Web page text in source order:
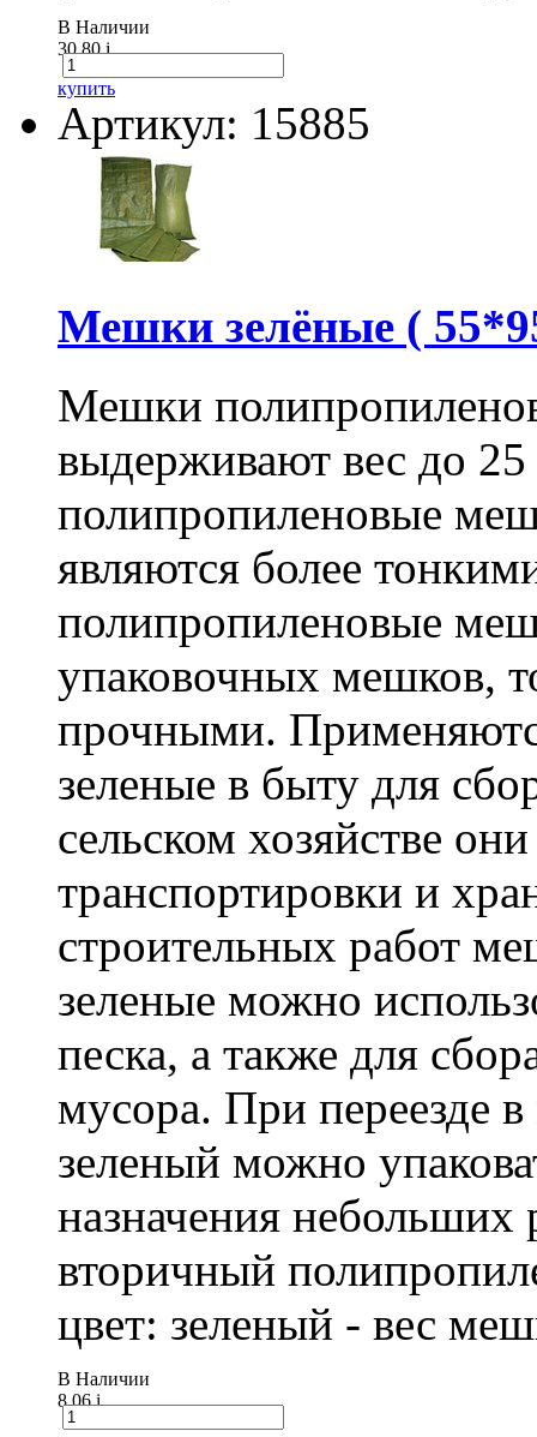
В Наличии
30.80i
купить
Артикул: 15885
Мешки зелёные (
Мешки
выдерживают вес до
полипропиленовые
являются более
полипропиленовые
упаковочных мешков,
прочными.
зеленые в быту для
сельском хозяйстве
транспортировки и
строительных работ
зеленые можно
песка, а также для
мусора. При переезде
зеленый можно
назначения небольших
вторичный
цвет: зеленый - вес
В Наличии
8.06i